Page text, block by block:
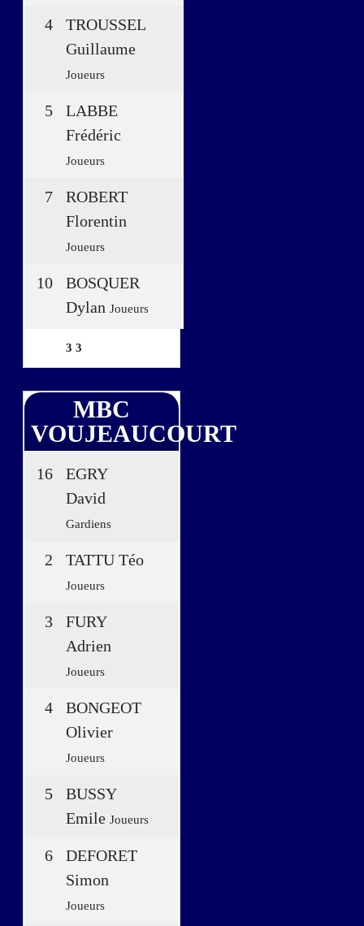
4
TROUSSEL
Guillaume
Joueurs
5
LABBE
Frédéric
Joueurs
7
ROBERT
Florentin
Joueurs
10
BOSQUER
Dylan Joueurs
3 3
MBC
VOUJEAUCOURT
16
EGRY
David
Gardiens
2 TATTU Téo
Joueurs
3
FURY
Adrien
Joueurs
4
BONGEOT
Olivier
Joueurs
5
BUSSY
Emile Joueurs
6
DEFORET
Simon
Joueurs